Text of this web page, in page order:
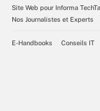
Site Web pour Informa
Nos Journalistes et Experts
E-Handbooks Conseils IT